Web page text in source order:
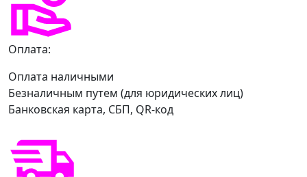
Оплата:
Оплата наличными
Безналичным путем (для юридических лиц)
Банковская карта, СБП, QR-код